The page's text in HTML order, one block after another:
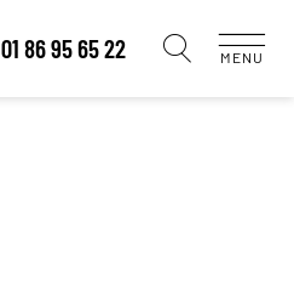
01 86 95 65 22 MENU